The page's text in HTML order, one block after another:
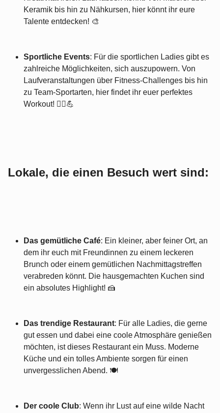
Keramik bis hin zu Nähkursen, hier könnt ihr eure
Talente entdecken! 🎨
Sportliche Events: Für die sportlichen Ladies gibt es
zahlreiche Möglichkeiten, sich auszupowern. Von
Laufveranstaltungen über Fitness-Challenges bis hin
zu Team-Sportarten, hier findet ihr euer perfektes
Workout! 🏃‍♀️💪
Lokale, die einen Besuch wert sind:
Das gemütliche Café: Ein kleiner, aber feiner Ort, an
dem ihr euch mit Freundinnen zu einem leckeren
Brunch oder einem gemütlichen Nachmittagstreffen
verabreden könnt. Die hausgemachten Kuchen sind
ein absolutes Highlight! 🍰
Das trendige Restaurant: Für alle Ladies, die gerne
gut essen und dabei eine coole Atmosphäre genießen
möchten, ist dieses Restaurant ein Muss. Moderne
Küche und ein tolles Ambiente sorgen für einen
unvergesslichen Abend. 🍽️
Der coole Club: Wenn ihr Lust auf eine wilde Nacht